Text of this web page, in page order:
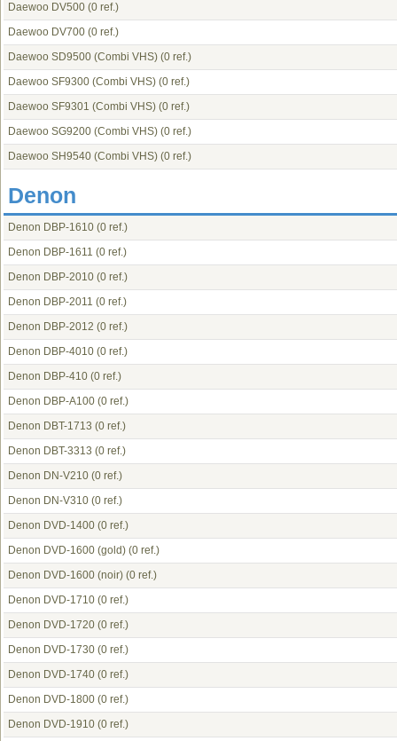
Daewoo DV500 (0 ref.)
Daewoo DV700 (0 ref.)
Daewoo SD9500 (Combi VHS) (0 ref.)
Daewoo SF9300 (Combi VHS) (0 ref.)
Daewoo SF9301 (Combi VHS) (0 ref.)
Daewoo SG9200 (Combi VHS) (0 ref.)
Daewoo SH9540 (Combi VHS) (0 ref.)
Denon
Denon DBP-1610 (0 ref.)
Denon DBP-1611 (0 ref.)
Denon DBP-2010 (0 ref.)
Denon DBP-2011 (0 ref.)
Denon DBP-2012 (0 ref.)
Denon DBP-4010 (0 ref.)
Denon DBP-410 (0 ref.)
Denon DBP-A100 (0 ref.)
Denon DBT-1713 (0 ref.)
Denon DBT-3313 (0 ref.)
Denon DN-V210 (0 ref.)
Denon DN-V310 (0 ref.)
Denon DVD-1400 (0 ref.)
Denon DVD-1600 (gold) (0 ref.)
Denon DVD-1600 (noir) (0 ref.)
Denon DVD-1710 (0 ref.)
Denon DVD-1720 (0 ref.)
Denon DVD-1730 (0 ref.)
Denon DVD-1740 (0 ref.)
Denon DVD-1800 (0 ref.)
Denon DVD-1910 (0 ref.)